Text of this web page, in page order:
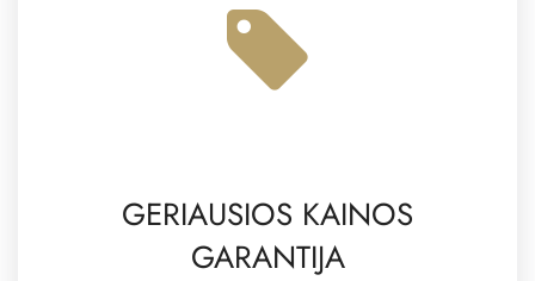
GERIAUSIOS KAINOS
GARANTIJA